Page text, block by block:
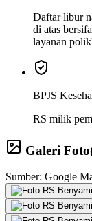
Daftar libur
di atas
layanan
BPJS
RS milik
Galeri Foto
Sumber: Google